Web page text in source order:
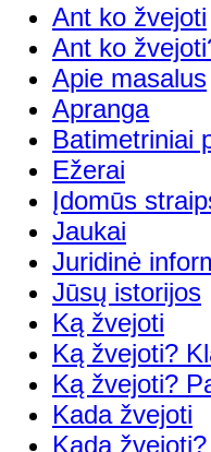
Ant ko žvejoti
Ant ko
Apie masalus
Apranga
Batimetriniai
Ežerai
Įdomūs
Jaukai
Juridinė
Jūsų istorijos
Ką žvejoti
Ką žvejoti?
Ką žvejoti?
Kada žvejoti
Kada